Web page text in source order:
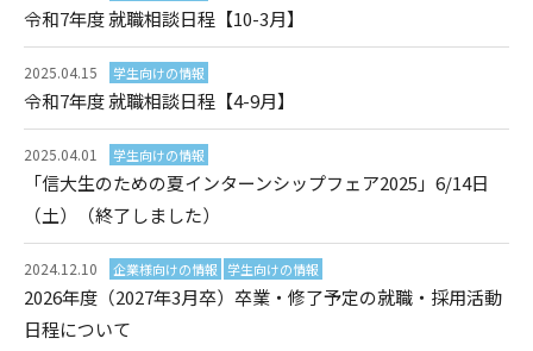
令和7年度 就職相談日程【10-3月】
2025.04.15 学生向けの情報
令和7年度 就職相談日程【4-9月】
2025.04.01 学生向けの情報
「信大生のための夏インターンシップフェア2025」6/14日
（土）（終了しました）
2024.12.10 企業様向けの情報 学生向けの情報
2026年度（2027年3月卒）卒業・修了予定の就職・採用活動
日程について